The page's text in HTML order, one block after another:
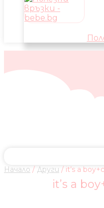
Начало / Други / it’s a
it’s a